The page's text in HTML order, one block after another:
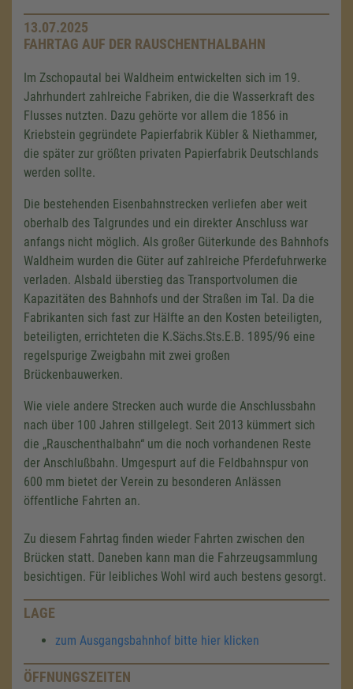
13.07.2025
FAHRTAG AUF DER RAUSCHENTHALBAHN
Im Zschopautal bei Waldheim entwickelten sich im 19.
Jahrhundert zahlreiche Fabriken, die die Wasserkraft des
Flusses nutzten. Dazu gehörte vor allem die 1856 in
Kriebstein gegründete Papierfabrik Kübler & Niethammer,
die später zur größten privaten Papierfabrik Deutschlands
werden sollte.
Die bestehenden Eisenbahnstrecken verliefen aber weit
oberhalb des Talgrundes und ein direkter Anschluss war
anfangs nicht möglich. Als großer Güterkunde des Bahnhofs
Waldheim wurden die Güter auf zahlreiche Pferdefuhrwerke
verladen. Alsbald überstieg das Transportvolumen die
Kapazitäten des Bahnhofs und der Straßen im Tal. Da die
Fabrikanten sich fast zur Hälfte an den Kosten beteiligten,
beteiligten, errichteten die K.Sächs.Sts.E.B. 1895/96 eine
regelspurige Zweigbahn mit zwei großen
Brückenbauwerken.
Wie viele andere Strecken auch wurde die Anschlussbahn
nach über 100 Jahren stillgelegt. Seit 2013 kümmert sich
die „Rauschenthalbahn“ um die noch vorhandenen Reste
der Anschlußbahn. Umgespurt auf die Feldbahnspur von
600 mm bietet der Verein zu besonderen Anlässen
öffentliche Fahrten an.
Zu diesem Fahrtag finden wieder Fahrten zwischen den
Brücken statt. Daneben kann man die Fahrzeugsammlung
besichtigen. Für leibliches Wohl wird auch bestens gesorgt.
LAGE
zum Ausgangsbahnhof bitte hier klicken
ÖFFNUNGSZEITEN